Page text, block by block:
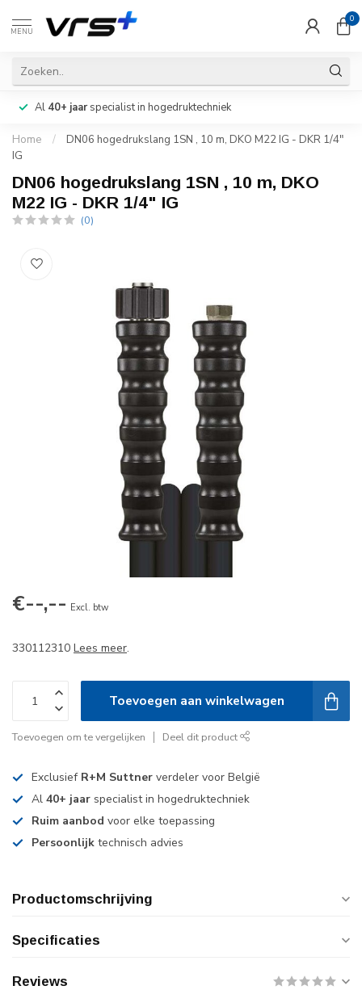
MENU
0
Al 40+ jaarspecialist in hogedruktechniek
Home /
DN06 hogedrukslang 1SN , 10 m, DKO M22 IG - DKR 1/4"
IG
DN06 hogedrukslang 1SN , 10 m, DKO
M22 IG - DKR 1/4" IG
(0)
€--,-- Excl. btw
330112310 Lees meer.
Toevoegen aan winkelwagen
Toevoegen om te vergelijken Deel dit product
Exclusief R+M Suttner verdeler voor België
Al 40+ jaar specialist in hogedruktechniek
Ruim aanbod voor elke toepassing
Persoonlijk technisch advies
Productomschrijving
Specificaties
Reviews